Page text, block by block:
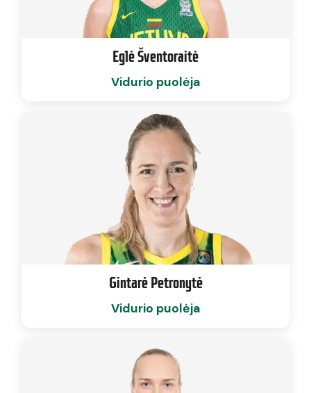
Eglė Šventoraitė
Vidurio puolėja
Gintarė Petronytė
Vidurio puolėja